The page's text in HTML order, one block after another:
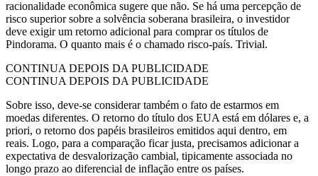
racionalidade econômica sugere que não. Se há uma percepção de
risco superior sobre a solvência soberana brasileira, o investidor
deve exigir um retorno adicional para comprar os títulos de
Pindorama. O quanto mais é o chamado risco-país. Trivial.
CONTINUA DEPOIS DA PUBLICIDADE
CONTINUA DEPOIS DA PUBLICIDADE
Sobre isso, deve-se considerar também o fato de estarmos em
moedas diferentes. O retorno do título dos EUA está em dólares e, a
priori, o retorno dos papéis brasileiros emitidos aqui dentro, em
reais. Logo, para a comparação ficar justa, precisamos adicionar a
expectativa de desvalorização cambial, tipicamente associada no
longo prazo ao diferencial de inflação entre os países.